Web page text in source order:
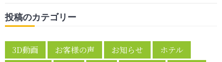
投稿のカテゴリー
3D動画 お客様の声 お知らせ
ホテル